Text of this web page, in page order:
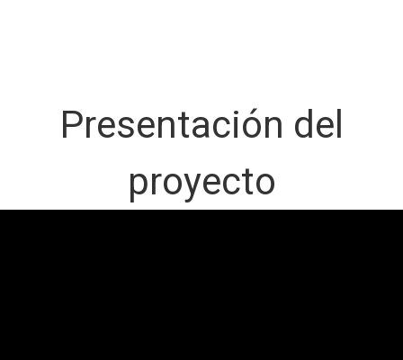
Presentación del
proyecto